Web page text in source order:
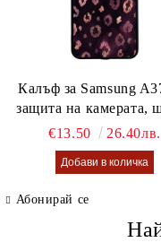
Калъф за Samsung
защита на камерата,
калъф Lusi case
€13.50 26.40лв.
Абонирай се